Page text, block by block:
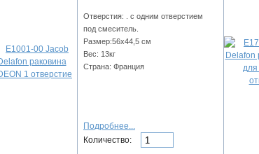
Отверстия: . с одним отверстием
под смеситель.
Размер:56х44,5 см
Вес: 13кг
Страна: Франция
Подробнее...
Количество: